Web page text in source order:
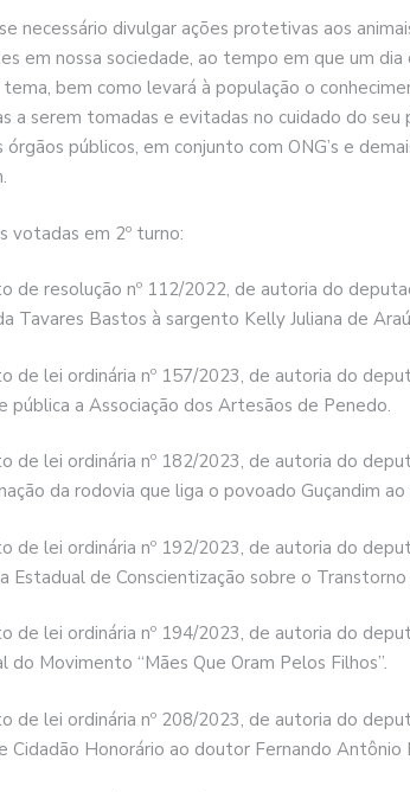
necessário divulgar ações protetivas aos
em nossa sociedade, ao tempo em que um
bem como levará à população o
a serem tomadas e evitadas no cuidado do
órgãos públicos, em conjunto com ONG’s e
votadas em 2º turno:
de resolução nº 112/2022, de autoria do
Tavares Bastos à sargento Kelly Juliana de
de lei ordinária nº 157/2023, de autoria do
pública a Associação dos Artesãos de Penedo.
de lei ordinária nº 182/2023, de autoria do
da rodovia que liga o povoado Guçandim
de lei ordinária nº 192/2023, de autoria do
Estadual de Conscientização sobre o
de lei ordinária nº 194/2023, de autoria do
do Movimento “Mães Que Oram Pelos Filhos”.
de lei ordinária nº 208/2023, de autoria do
Cidadão Honorário ao doutor Fernando Antônio